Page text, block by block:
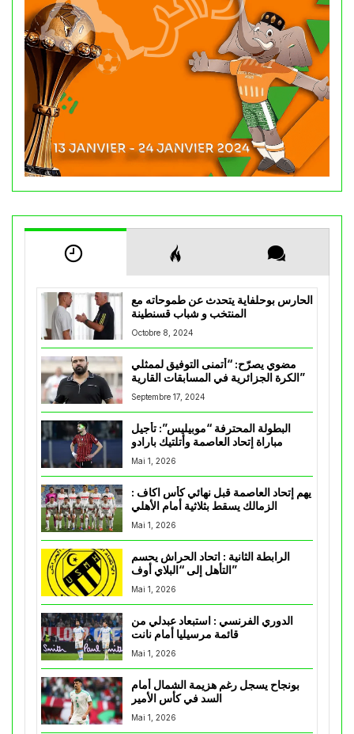
الحارس بوحلفاية يتحدث عن طموحاته مع
المنتخب و شباب قسنطينة
Octobre 8, 2024
مضوي يصرّح: “أتمنى التوفيق لممثلي
الكرة الجزائرية في المسابقات القارية”
Septembre 17, 2024
البطولة المحترفة “موبيليس”: تأجيل
مباراة إتحاد العاصمة وأتلتيك بارادو
Mai 1, 2026
يهم إتحاد العاصمة قبل نهائي كأس اكاف :
Mai 1, 2026
الرابطة الثانية : اتحاد الحراش يحسم
التأهل إلى “البلاي أوف”
Mai 1, 2026
الدوري الفرنسي : استبعاد عبدلي من
قائمة مرسيليا أمام نانت
Mai 1, 2026
بونجاح يسجل رغم هزيمة الشمال أمام
السد في كأس الأمير
Mai 1, 2026